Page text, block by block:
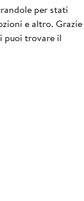
per stati
e altro. Grazie
puoi trovare il